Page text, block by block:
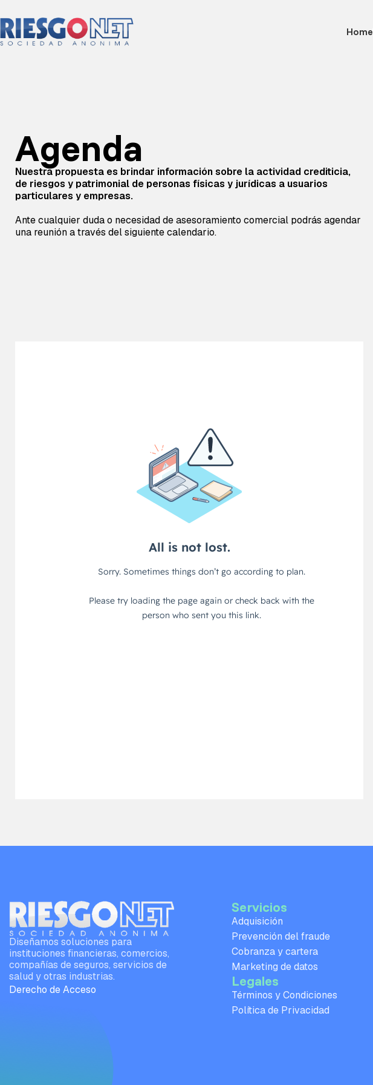
Home
Agenda
Nuestra propuesta es brindar información sobre la actividad crediticia,
de riesgos y patrimonial de personas físicas y jurídicas a usuarios
particulares y empresas.
Ante cualquier duda o necesidad de asesoramiento comercial podrás agendar
una reunión a través del siguiente calendario.
Diseñamos soluciones para
instituciones financieras, comercios,
compañías de seguros, servicios de
salud y otras industrias.
Derecho de Acceso
Servicios
Adquisición
Prevención del fraude
Cobranza y cartera
Marketing de datos
Legales
Términos y Condiciones
Política de Privacidad